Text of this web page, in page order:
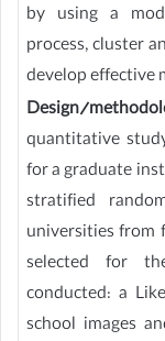
by using a
process, cluster
develop effective
Design/
quantitative
for a graduate
stratified
universities from
selected for
conducted: a
school images